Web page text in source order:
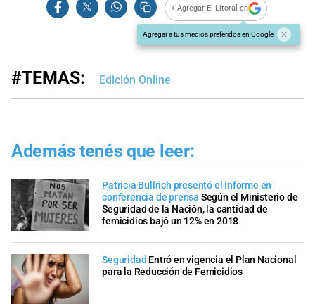
+ Agregar El Litoral en
Agregar a tus medios preferidos en Google
#TEMAS: Edición Online
Además tenés que leer:
Patricia Bullrich presentó el informe en
conferencia de prensa Según el Ministerio de
Seguridad de la Nación, la cantidad de
femicidios bajó un 12% en 2018
Seguridad Entró en vigencia el Plan Nacional
para la Reducción de Femicidios